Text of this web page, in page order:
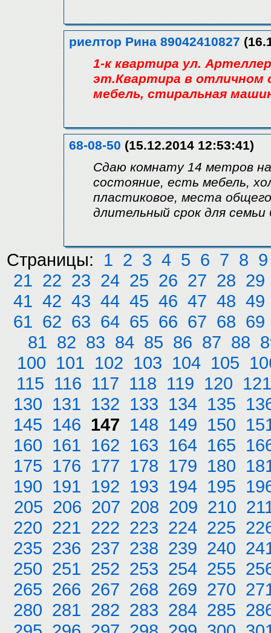
риелтор Рина 89042410827
1-к квартира ул.
эт.Квартира в отличном
мебель, стиральная
68-08-50 (15.12.2014 12:53:41)
Сдаю комнату 14 метров
состояние, есть мебель,
пластиковое, места
длительный срок для
Страницы: 1 2 3 4 5 6 7 8 9
21 22 23 24 25 26 27 28 29
41 42 43 44 45 46 47 48 49
61 62 63 64 65 66 67 68 69
81 82 83 84 85 86 87 88
100 101 102 103 104 105
115 116 117 118 119 120 121
130 131 132 133 134 135
145 146 147 148 149 150
160 161 162 163 164 165
175 176 177 178 179 180
190 191 192 193 194 195
205 206 207 208 209 210
220 221 222 223 224 225
235 236 237 238 239 240
250 251 252 253 254 255
265 266 267 268 269 270
280 281 282 283 284 285